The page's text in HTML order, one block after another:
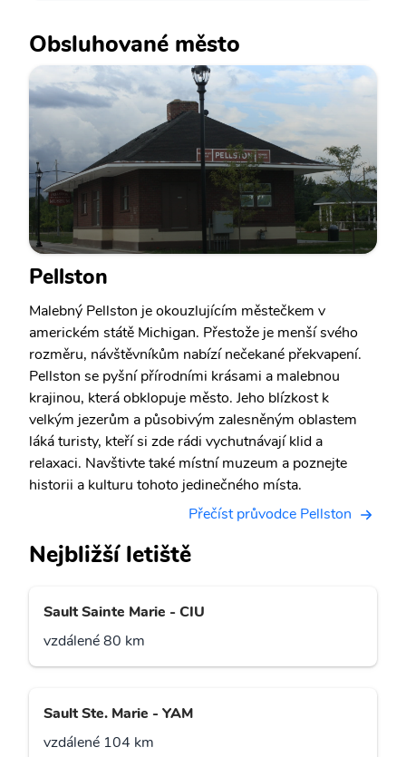
Obsluhované město
Pellston
Malebný Pellston je okouzlujícím městečkem v
americkém státě Michigan. Přestože je menší svého
rozměru, návštěvníkům nabízí nečekané překvapení.
Pellston se pyšní přírodními krásami a malebnou
krajinou, která obklopuje město. Jeho blízkost k
velkým jezerům a působivým zalesněným oblastem
láká turisty, kteří si zde rádi vychutnávají klid a
relaxaci. Navštivte také místní muzeum a poznejte
historii a kulturu tohoto jedinečného místa.
Přečíst průvodce Pellston
Nejbližší letiště
Sault Sainte Marie - CIU
vzdálené 80 km
Sault Ste. Marie - YAM
vzdálené 104 km